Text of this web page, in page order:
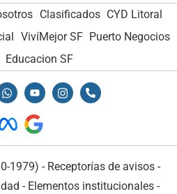
Clasificados CYD Litoral
VivíMejor SF Puerto Negocios
Educacion SF
1979) - Receptorías de avisos -
- Elementos institucionales -